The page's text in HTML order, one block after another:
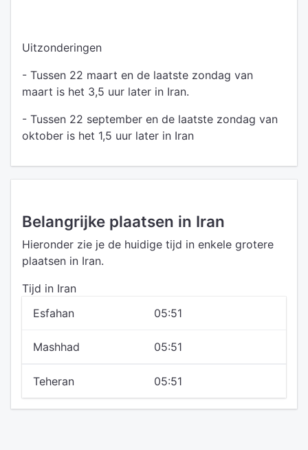
Uitzonderingen
- Tussen 22 maart en de laatste zondag van
maart is het 3,5 uur later in Iran.
- Tussen 22 september en de laatste zondag van
oktober is het 1,5 uur later in Iran
Belangrijke plaatsen in Iran
Hieronder zie je de huidige tijd in enkele grotere
plaatsen in Iran.
Tijd in Iran
Esfahan
05:51
Mashhad 05:51
Teheran 05:51